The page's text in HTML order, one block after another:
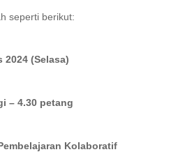
seperti berikut:
2024 (Selasa)
– 4.30 petang
Kolaboratif